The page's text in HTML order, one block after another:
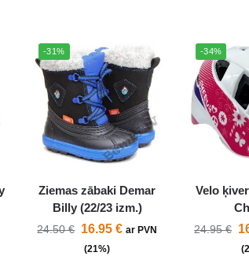
-31%
Ziemas zābaki Demar
Billy (22/23 izm.)
24.50€ 16.95€ ar PVN
(21%)
-34%
Velo
24.95€